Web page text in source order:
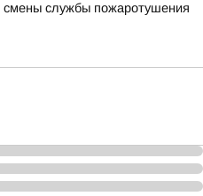
смены службы пожаротушения